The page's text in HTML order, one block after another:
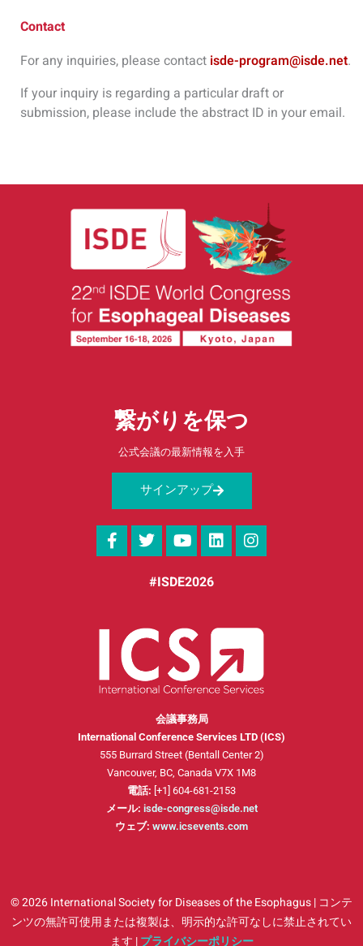
Contact
For any inquiries, please contact isde-program@isde.net.
If your inquiry is regarding a particular draft or
submission, please include the abstract ID in your email.
繋がりを保つ
公式会議の最新情報を入手
サインアップ
#ISDE2026
会議事務局
International Conference Services LTD (ICS)
555 Burrard Street (Bentall Center 2)
Vancouver, BC, Canada V7X 1M8
電話: [+1] 604-681-2153
メール: isde-congress@isde.net
ウェブ: www.icsevents.com
© 2026 International Society for Diseases of the Esophagus | コンテ
ンツの無許可使用または複製は、明示的な許可なしに禁止されてい
ます |プライバシーポリシー